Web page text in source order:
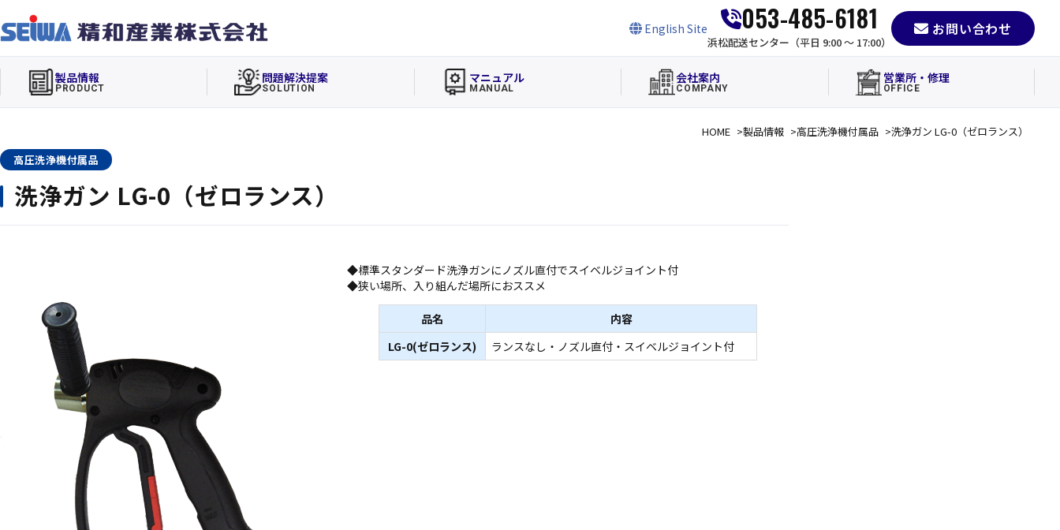
English Site 053-485-6181
浜松配送センター（平日 9:00 〜 17:00）
お問い合わせ
製品情報
PRODUCT
問題解決提案
SOLUTION
マニュアル
MANUAL
会社案内
COMPANY
営業所・修理
OFFICE
HOME 製品情報 高圧洗浄機付属品
洗浄ガン LG-0（ゼロランス）
高圧洗浄機付属品
洗浄ガン LG-0（ゼロランス）
◆標準スタンダード洗浄ガンにノズル直付でスイベルジョイント付
◆狭い場所、入り組んだ場所におススメ
品名
内容
LG-0(ゼロランス)
ランスなし・ノズル直付・スイベルジョイント付